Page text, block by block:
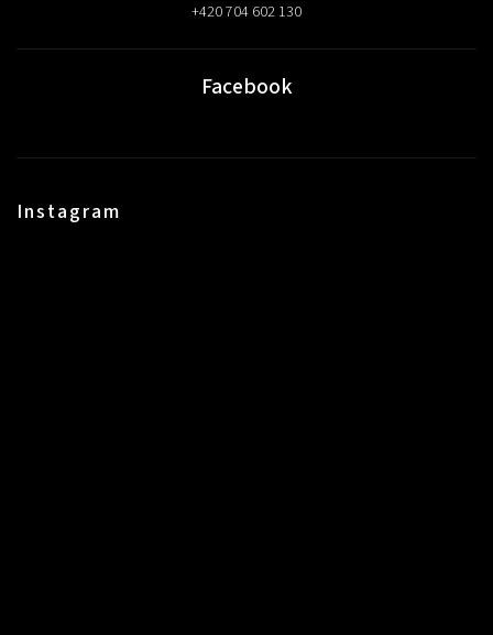
+420 704 602 130
Facebook
Instagram